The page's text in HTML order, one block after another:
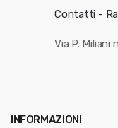
Contatti -
Via P. Miliani
INFORMAZIONI